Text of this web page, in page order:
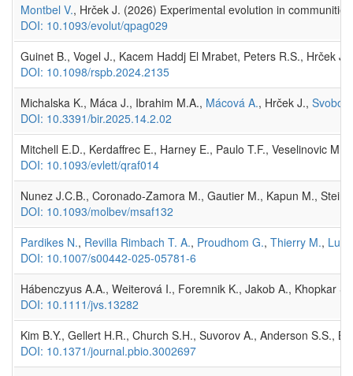
Montbel V., Hrček J. (2026) Experimental evolution in
DOI: 10.1093/evolut/qpag029
Guinet B., Vogel J., Kacem Haddj El Mrabet, Peters R.S., Hrček
DOI: 10.1098/rspb.2024.2135
Michalska K., Máca J., Ibrahim M.A., Mácová A., Hrček J.,
DOI: 10.3391/bir.2025.14.2.02
Mitchell E.D., Kerdaffrec E., Harney E., Paulo T.F., Veselinovic
DOI: 10.1093/evlett/qraf014
Nunez J.C.B., Coronado-Zamora M., Gautier M., Kapun M.,
DOI: 10.1093/molbev/msaf132
Pardikes N., Revilla Rimbach T. A., Proudhom G., Thierry M., Lue
DOI: 10.1007/s00442-025-05781-6
Hábenczyus A.A., Weiterová I., Foremnik K., Jakob A., Khopkar
DOI: 10.1111/jvs.13282
Kim B.Y., Gellert H.R., Church S.H., Suvorov A., Anderson S.S.,
DOI: 10.1371/journal.pbio.3002697